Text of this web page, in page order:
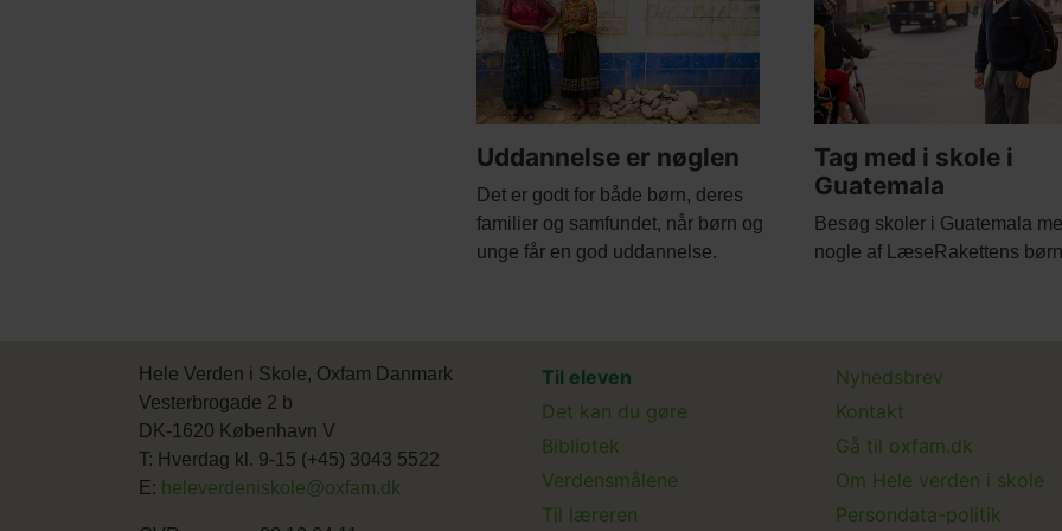
Uddannelse er nøglen
Body
Det er godt for både børn, deres
familier og samfundet, når børn og
unge får en god uddannelse.
Tag med i skole i
Guatemala
Body
Besøg skoler i Guatemala
nogle af LæseRakettens
Hele Verden i Skole, Oxfam Danmark
Vesterbrogade 2 b
DK-1620 København V
T: Hverdag kl. 9-15 (+45) 3043 5522
E: heleverdeniskole@oxfam.dk
Main
menu
Til eleven
Det kan du gøre
Bibliotek
Verdensmålene
Til læreren
Main
Submenu
Nyhedsbrev
Kontakt
Gå til oxfam.dk
Om Hele verden i skole
Persondata-politik